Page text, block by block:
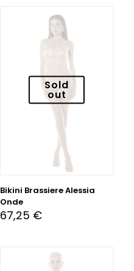
Sold
out
Bikini Brassiere Alessia
Onde
67,25 €